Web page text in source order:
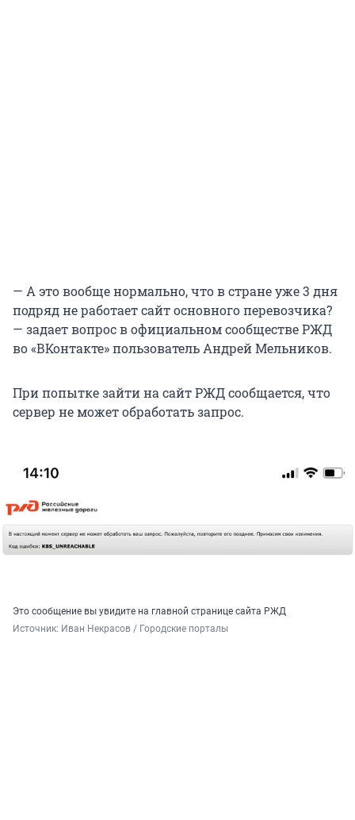
— А это вообще нормально, что в стране уже 3 дня
подряд не работает сайт основного перевозчика?
— задает вопрос в официальном сообществе РЖД
во «ВКонтакте» пользователь Андрей Мельников.
При попытке зайти на сайт РЖД сообщается, что
сервер не может обработать запрос.
Это сообщение вы увидите на главной странице сайта РЖД
Источник: Иван Некрасов / Городские порталы